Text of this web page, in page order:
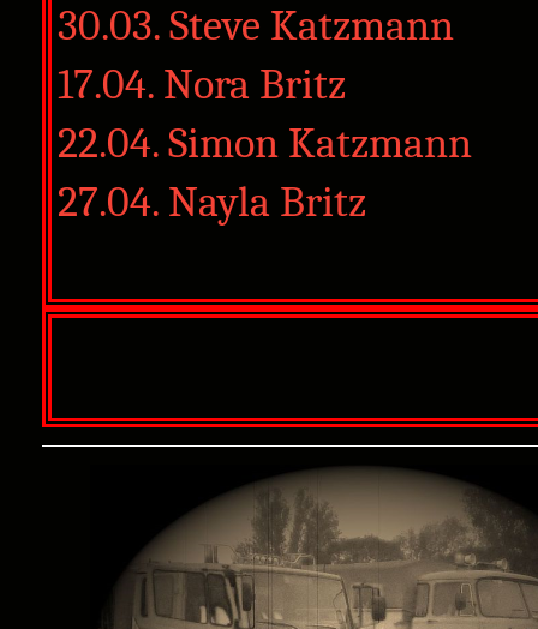
30.03. Steve Katzmann
17.04. Nora Britz
22.04. Simon Katzmann
27.04. Nayla Britz